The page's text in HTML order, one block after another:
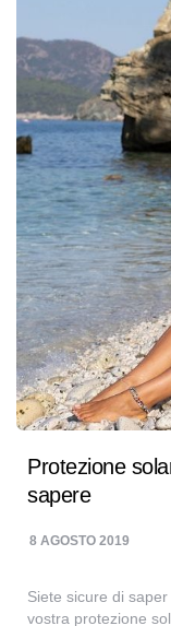
Protezione
sapere
8 AGOSTO 2019
Siete sicure di
vostra protezione